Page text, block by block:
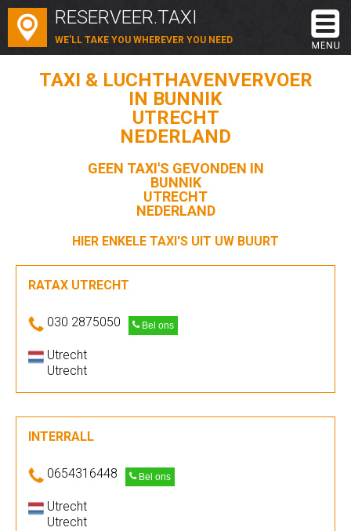
RESERVEER.TAXI
WE'LL TAKE YOU WHEREVER YOU NEED
TAXI & LUCHTHAVENVERVOER
IN BUNNIK
UTRECHT
NEDERLAND
GEEN TAXI'S GEVONDEN IN
BUNNIK
UTRECHT
NEDERLAND
HIER ENKELE TAXI'S UIT UW BUURT
RATAX UTRECHT
030 2875050 Bel ons
Utrecht
Utrecht
INTERRALL
0654316448 Bel ons
Utrecht
Utrecht